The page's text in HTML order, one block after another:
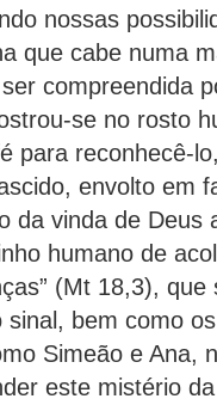
nossas
que cabe numa
compreendida
se no rosto
para reconhecê-
envolto em
da vinda de Deus
humano de
(Mt 18,3),
bem como
Simeão e Ana,
este mistério